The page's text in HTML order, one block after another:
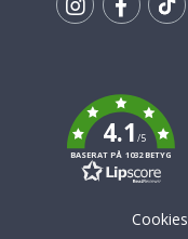
4.1/5
BASERAT PÅ 1032 BETYG
Cookies